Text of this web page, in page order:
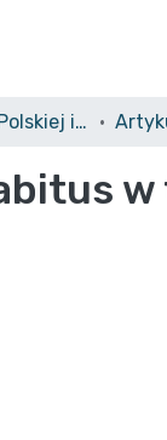
Wydział Filologii Polskiej i Klasycznej (WFPiK)/Faculty of Polish and Classical Philology